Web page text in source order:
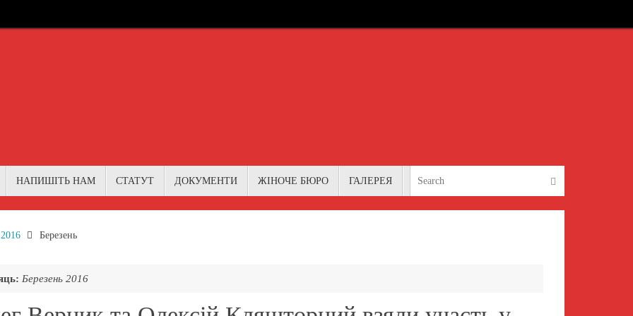
НАПИШІТЬ НАМ СТАТУТ ДОКУМЕНТИ ЖІНОЧЕ БЮРО ГАЛЕРЕЯ Search
2016 Березень
Березень 2016